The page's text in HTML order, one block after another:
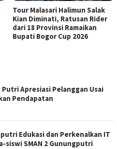
Tour Malasari Halimun Salak
Kian Diminati, Ratusan Rider
dari 18 Provinsi Ramaikan
Bupati Bogor Cup 2026
Putri Apresiasi Pelanggan Usai
Pendapatan
Edukasi dan Perkenalkan IT
siswi SMAN 2 Gunungputri